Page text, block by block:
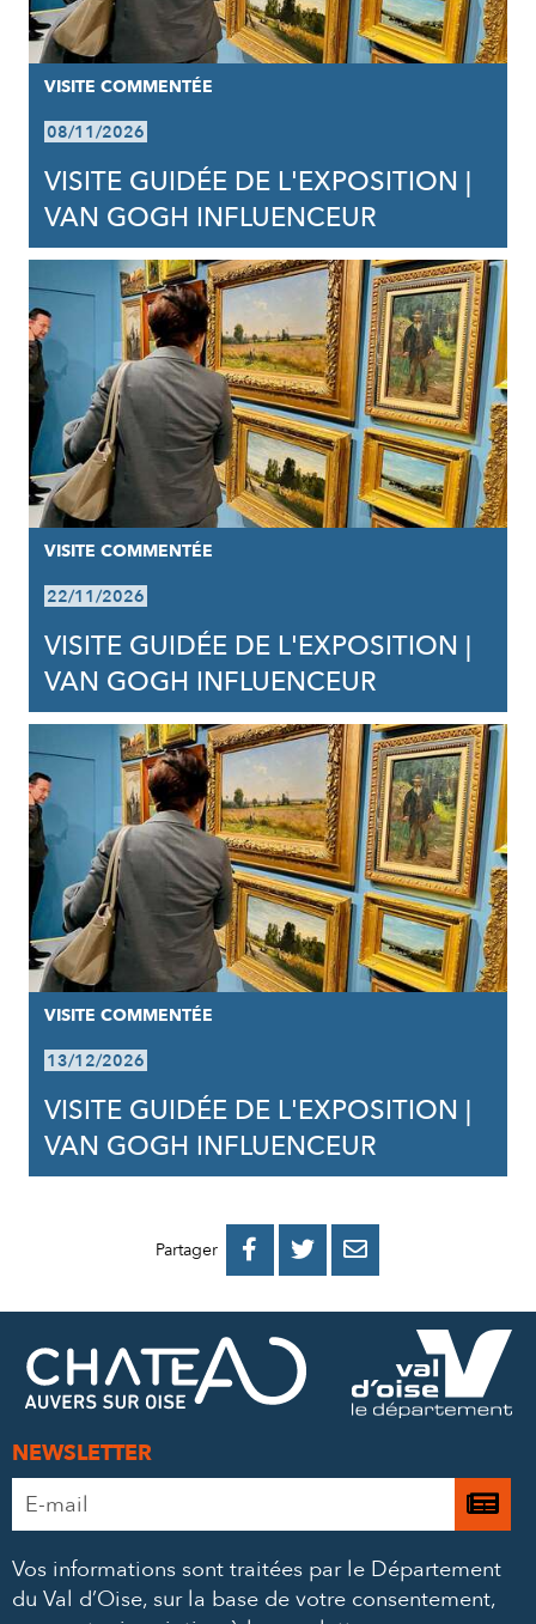
VISITE COMMENTÉE
08/11/2026
VISITE GUIDÉE DE L'EXPOSITION |
VAN GOGH INFLUENCEUR
VISITE COMMENTÉE
22/11/2026
VISITE GUIDÉE DE L'EXPOSITION |
VAN GOGH INFLUENCEUR
VISITE COMMENTÉE
13/12/2026
VISITE GUIDÉE DE L'EXPOSITION |
VAN GOGH INFLUENCEUR
Partager 
PARTAGER
FACEBOOK
PARTAGER
PARTAGER
MAIL
NEWSLETTER
Adresse
e-
*
Je
à
Vos informations sont traitées par le Département
du Val d’Oise, sur la base de votre consentement,